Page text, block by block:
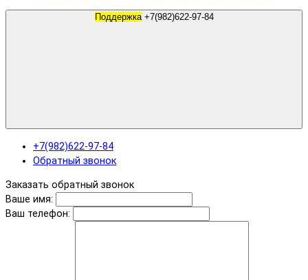
Поддержка +7(982)622-97-84
+7(982)622-97-84
Обратный звонок
Заказать обратный звонок
Ваше имя:
Ваш телефон: